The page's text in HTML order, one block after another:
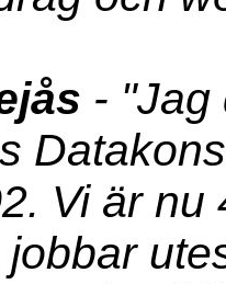
- "Jag
Vi är nu